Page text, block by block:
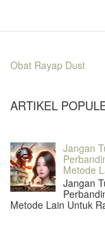
Obat Rayap Dust
ARTIKEL
Jangan
Metode
Jangan
Metode Lain Untuk